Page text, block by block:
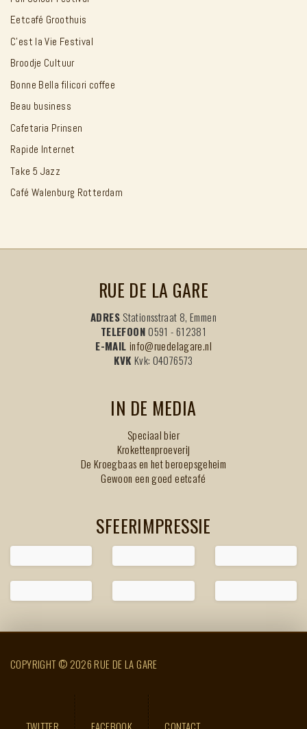
Eetcafé Groothuis
C'est la Vie Festival
Broodje Cultuur
Bonne Bella filicori coffee
Beau business
Cafetaria Prinsen
Rapide Internet
Take 5 Jazz
Café Walenburg Rotterdam
RUE DE LA GARE
ADRES Stationsstraat 8, Emmen
TELEFOON0591 - 612381
E-MAIL info@ruedelagare.nl
KVK Kvk: 04076573
IN DE MEDIA
Speciaal bier
Krokettenproeverij
De Kroegbaas en het beroepsgeheim
Gewoon een goed eetcafé
SFEERIMPRESSIE
COPYRIGHT © 2026 RUE DE LA GARE
TWITTER FACEBOOK CONTACT